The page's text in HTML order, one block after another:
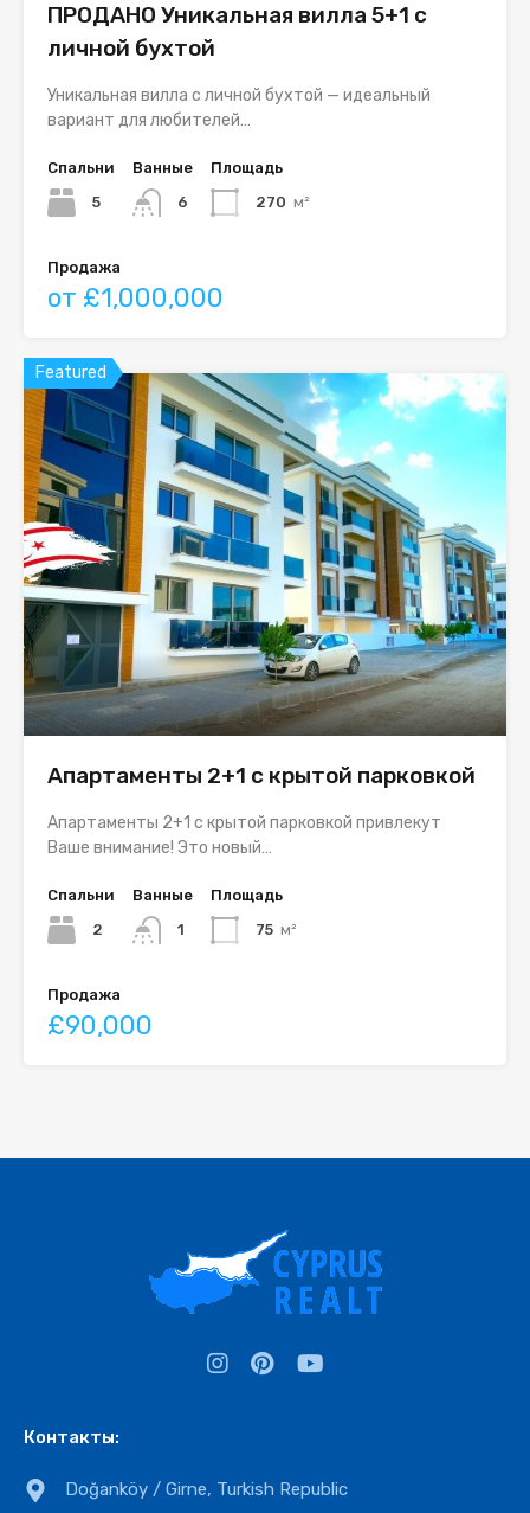
ПРОДАНО Уникальная вилла 5+1 с
личной бухтой
Уникальная вилла с личной бухтой — идеальный
вариант для любителей…
Спальни
5
Ванные
6
Площадь
270 м²
Продажа
от £1,000,000
Featured
Апартаменты 2+1 с крытой парковкой
Апартаменты 2+1 с крытой парковкой привлекут
Ваше внимание! Это новый…
Спальни
2
Ванные
1
Площадь
75 м²
Продажа
£90,000
Контакты:
Doğanköy / Girne, Turkish Republic